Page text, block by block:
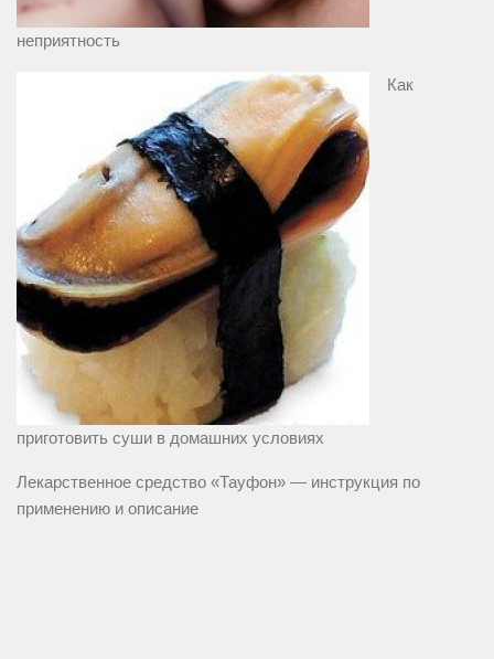
неприятность
Как
приготовить суши в домашних условиях
Лекарственное средство «Тауфон» — инструкция по
применению и описание